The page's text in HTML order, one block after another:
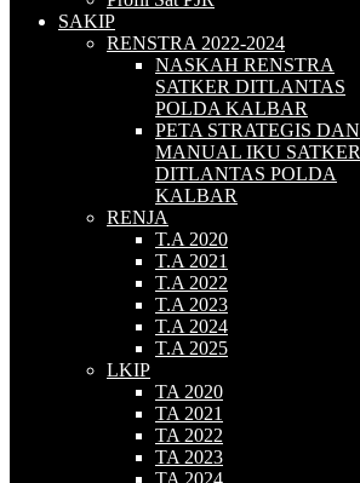
SAKIP
RENSTRA 2022-2024
NASKAH RENSTRA
SATKER DITLANTAS
POLDA KALBAR
PETA STRATEGIS DAN
MANUAL IKU SATKER
DITLANTAS POLDA
KALBAR
RENJA
T.A 2020
T.A 2021
T.A 2022
T.A 2023
T.A 2024
T.A 2025
LKIP
TA 2020
TA 2021
TA 2022
TA 2023
TA 2024